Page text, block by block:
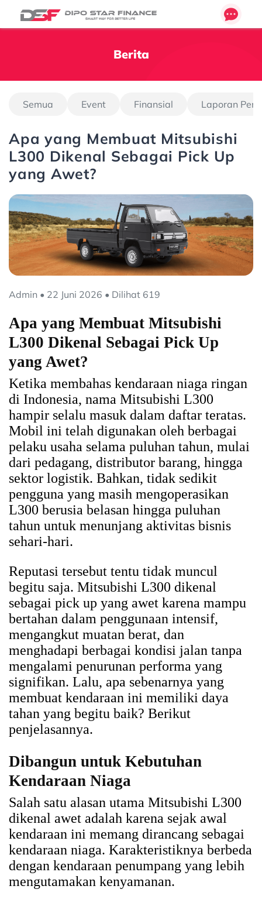
Berita
Semua Event Finansial Laporan
Apa yang Membuat Mitsubishi
L300 Dikenal Sebagai Pick Up
yang Awet?
Admin • 22 Juni 2026 • Dilihat 619
Apa yang Membuat Mitsubishi
L300 Dikenal Sebagai Pick Up
yang Awet?
Ketika membahas kendaraan niaga ringan
di Indonesia, nama Mitsubishi L300
hampir selalu masuk dalam daftar teratas.
Mobil ini telah digunakan oleh berbagai
pelaku usaha selama puluhan tahun, mulai
dari pedagang, distributor barang, hingga
sektor logistik. Bahkan, tidak sedikit
pengguna yang masih mengoperasikan
L300 berusia belasan hingga puluhan
tahun untuk menunjang aktivitas bisnis
sehari-hari.
Reputasi tersebut tentu tidak muncul
begitu saja. Mitsubishi L300 dikenal
sebagai pick up yang awet karena mampu
bertahan dalam penggunaan intensif,
mengangkut muatan berat, dan
menghadapi berbagai kondisi jalan tanpa
mengalami penurunan performa yang
signifikan. Lalu, apa sebenarnya yang
membuat kendaraan ini memiliki daya
tahan yang begitu baik? Berikut
penjelasannya.
Dibangun untuk Kebutuhan
Kendaraan Niaga
Salah satu alasan utama Mitsubishi L300
dikenal awet adalah karena sejak awal
kendaraan ini memang dirancang sebagai
kendaraan niaga. Karakteristiknya berbeda
dengan kendaraan penumpang yang lebih
mengutamakan kenyamanan.